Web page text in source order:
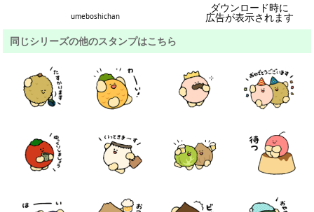
umeboshichan
ダウンロード時に
広告が表示されます
同じシリーズの他のスタンプはこちら